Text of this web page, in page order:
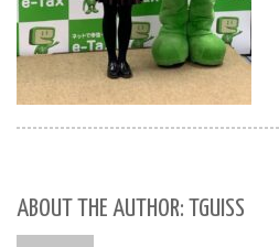
ABOUT THE AUTHOR: TGUISS